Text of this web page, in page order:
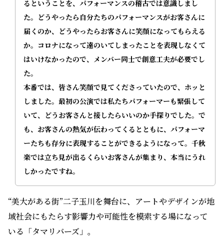
るということを、パフォーマンスの稽古では意識しまし
た。どうやったら自分たちのパフォーマンスがお客さんに
届くのか、どうやったらお客さんに笑顔になってもらえる
か。コロナになって遠のいてしまったことを表現しなくて
はいけなかったので、メンバー同士で創意工夫が必要でし
た。
本番では、皆さん笑顔で見てくださっていたので、ホッと
しました。最初の公演では私たちパフォーマーも緊張して
いて、どうお客さんと接したらいいのか手探りでした。で
も、お客さんの熱気が伝わってくるとともに、パフォーマ
ーたちも存分に表現することができるようになって。千秋
楽では立ち見が出るくらいお客さんが集まり、本当にうれ
しかったですね。
“美大がある街”二子玉川を舞台に、アートやデザインが地
域社会にもたらす影響力や可能性を模索する場になって
いる「タマリバーズ」。